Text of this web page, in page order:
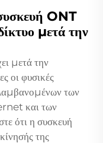
ONT
μετά την
μετά την
οι φυσικές
των
και των
ότι η συσκευή
της